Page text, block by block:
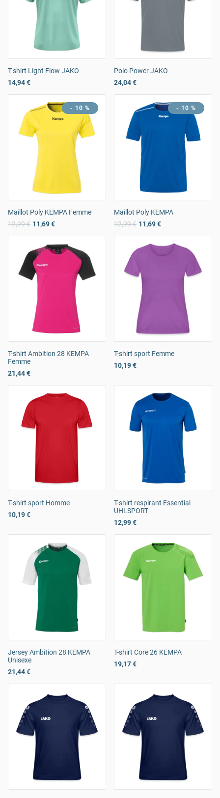
T-shirt Light Flow JAKO
14,94 €
Polo Power JAKO
24,04 €
- 10 %
Maillot Poly KEMPA Femme
12,99 € 11,69 €
- 10 %
Maillot Poly KEMPA
12,99 € 11,69 €
T-shirt Ambition 28 KEMPA
Femme
21,44 €
T-shirt sport Femme
10,19 €
T-shirt sport Homme
10,19 €
T-shirt respirant Essential
UHLSPORT
12,99 €
Jersey Ambition 28 KEMPA
Unisexe
21,44 €
T-shirt Core 26 KEMPA
19,17 €